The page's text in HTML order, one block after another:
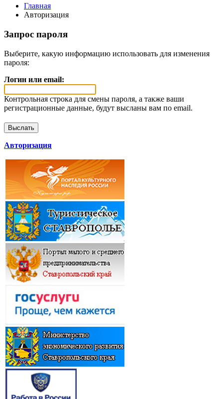
Главная
Авторизация
Запрос пароля
Выберите, какую информацию использовать для изменения
пароля:
Логин или email:
Контрольная строка для смены пароля, а также ваши
регистрационные данные, будут высланы вам по email.
Авторизация